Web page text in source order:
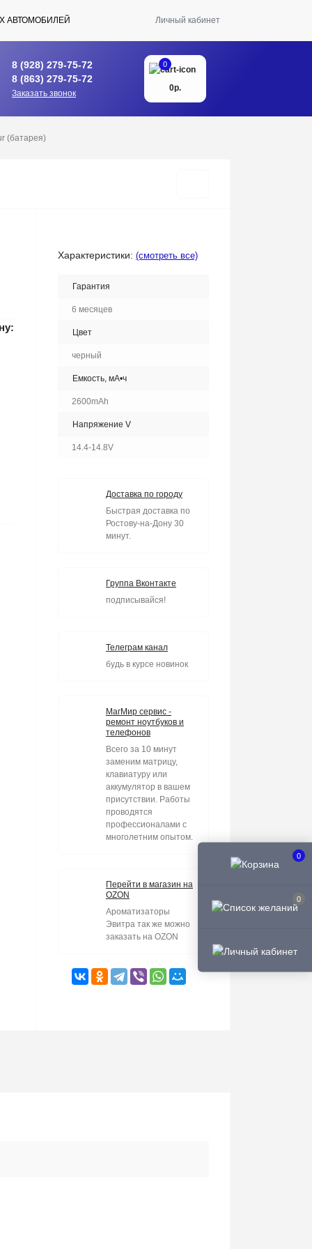
0
0
АВТОМОБИЛЕЙ Личный кабинет
8 (928) 279-75-72
8 (863) 279-75-72
Заказать звонок
0
0р.
(батарея)
Характеристики: (смотреть все)
Гарантия
6 месяцев
Цвет
черный
Емкость, мА•ч
2600mAh
Напряжение V
14.4-14.8V
Доставка по городу
Быстрая доставка по
Ростову-на-Дону 30
минут.
Группа Вконтакте
подписывайся!
Телеграм канал
будь в курсе новинок
МагМир сервис -
ремонт ноутбуков и
телефонов
Всего за 10 минут
заменим матрицу,
клавиатуру или
аккумулятор в вашем
присутствии. Работы
проводятся
профессионалами с
многолетним опытом.
Перейти в магазин на
OZON
Ароматизаторы
Эвитра так же можно
заказать на OZON